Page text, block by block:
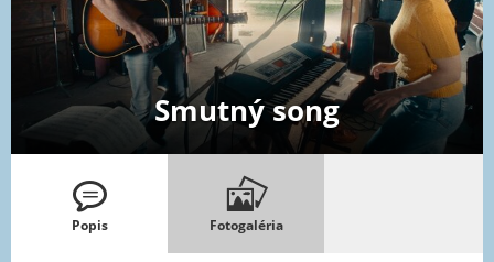
Smutný song
Popis Fotogaléria